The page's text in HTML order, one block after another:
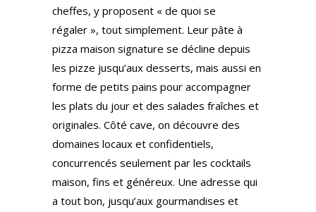
cheffes, y proposent « de quoi se
régaler », tout simplement. Leur pâte à
pizza maison signature se décline depuis
les pizze jusqu’aux desserts, mais aussi en
forme de petits pains pour accompagner
les plats du jour et des salades fraîches et
originales. Côté cave, on découvre des
domaines locaux et confidentiels,
concurrencés seulement par les cocktails
maison, fins et généreux. Une adresse qui
a tout bon, jusqu’aux gourmandises et